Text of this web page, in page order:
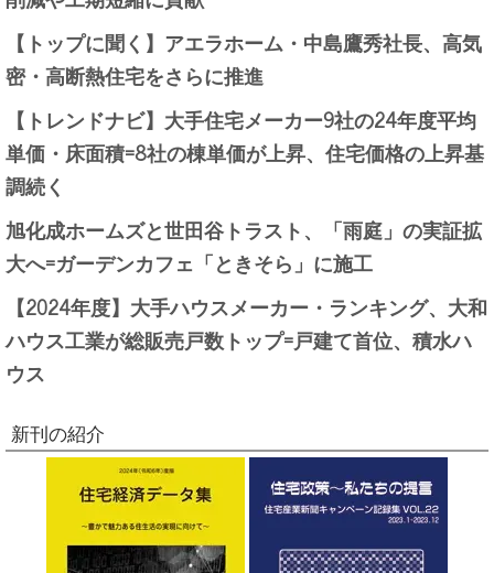
【トップに聞く】アエラホーム・中島鷹秀社長、高気
密・高断熱住宅をさらに推進
【トレンドナビ】大手住宅メーカー9社の24年度平均
単価・床面積=8社の棟単価が上昇、住宅価格の上昇基
調続く
旭化成ホームズと世田谷トラスト、「雨庭」の実証拡
大へ=ガーデンカフェ「ときそら」に施工
【2024年度】大手ハウスメーカー・ランキング、大和
ハウス工業が総販売戸数トップ=戸建て首位、積水ハ
ウス
新刊の紹介